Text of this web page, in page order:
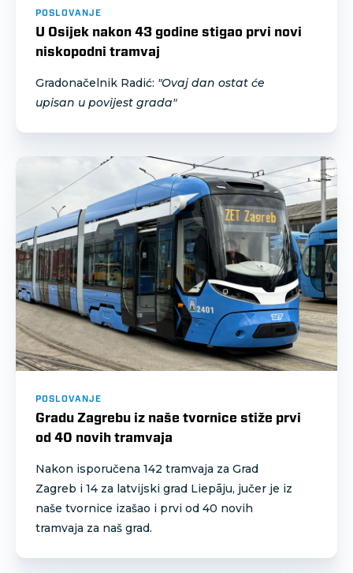
POSLOVANJE
U Osijek nakon 43 godine stigao prvi novi
niskopodni tramvaj
Gradonačelnik Radić: "Ovaj dan ostat će
upisan u povijest grada"
POSLOVANJE
Gradu Zagrebu iz naše tvornice stiže prvi
od 40 novih tramvaja
Nakon isporučena 142 tramvaja za Grad
Zagreb i 14 za latvijski grad Liepāju, jučer je iz
naše tvornice izašao i prvi od 40 novih
tramvaja za naš grad.